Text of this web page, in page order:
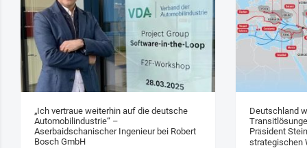
„Ich vertraue weiterhin auf die deutsche
Automobilindustrie“ –
Aserbaidschanischer Ingenieur bei Robert
Bosch GmbH
Deutschland
Präsident
strategischen